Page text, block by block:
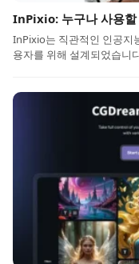
InPixio: 누구나 사용할
InPixio는 직관적인 인공지
용자를 위해 설계되었습니